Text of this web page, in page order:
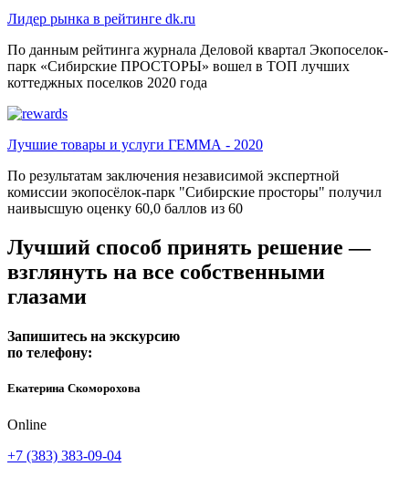
Лидер рынка в рейтинге dk.ru
По данным рейтинга журнала Деловой квартал Экопоселок-
парк «Сибирские ПРОСТОРЫ» вошел в ТОП лучших
коттеджных поселков 2020 года
Лучшие товары и услуги ГЕММА - 2020
По результатам заключения независимой экспертной
комиссии экопосёлок-парк "Сибирские просторы" получил
наивысшую оценку 60,0 баллов из 60
Лучший способ принять решение —
взглянуть на все собственными
глазами
Запишитесь на экскурсию
по телефону:
Екатерина Скоморохова
Online
+7 (383) 383-09-04